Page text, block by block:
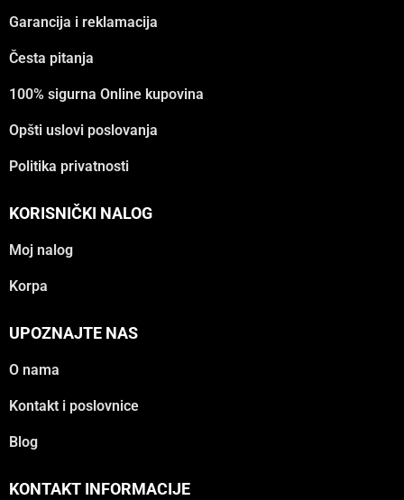
Garancija i reklamacija
Česta pitanja
100% sigurna Online kupovina
Opšti uslovi poslovanja
Politika privatnosti
KORISNIČKI NALOG
Moj nalog
Korpa
UPOZNAJTE NAS
O nama
Kontakt i poslovnice
Blog
KONTAKT INFORMACIJE